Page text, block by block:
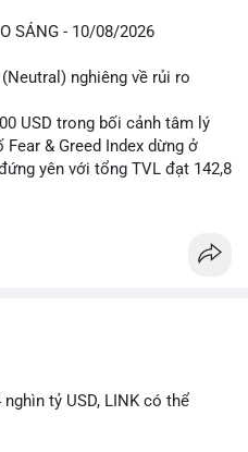
SÁNG - 10/08/2026
nghiêng về rủi ro
USD trong bối cảnh tâm lý
& Greed Index dừng ở
yên với tổng TVL đạt 142,8
mở lại eo Hormuz, giảm lo ngại
chiếm tới 81,7% tổng 35,7
thấy phe bán đang yếu thế.
dự báo thị trường RWA
theo giá trị token LINK có
tỷ USD, LINK có thể